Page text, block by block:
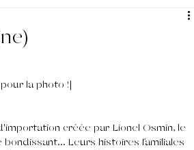
la photo !]
créée par Lionel Osmin, le
Leurs histoires familiales